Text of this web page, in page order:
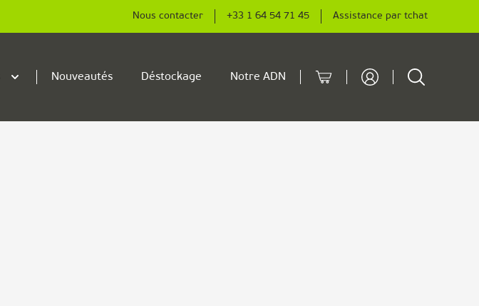
Nous contacter +33 1 64 54 71 45 Assistance par tchat
Nouveautés Déstockage Notre ADN Cart Rechercher